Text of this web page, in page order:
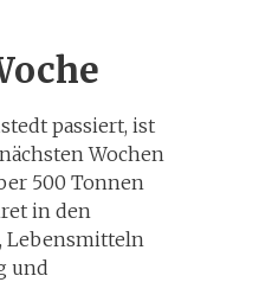
passiert, ist
Wochen
500 Tonnen
in den
Lebensmitteln
und